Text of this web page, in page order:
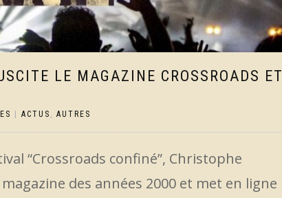
LE MAGAZINE CROSSROADS ET
ACTUS , AUTRES
“Crossroads confiné”, Christophe
des années 2000 et met en ligne